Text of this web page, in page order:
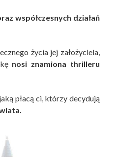
współczesnych działań
życia jej założyciela,
nosi znamiona thrilleru
płacą ci, którzy decydują